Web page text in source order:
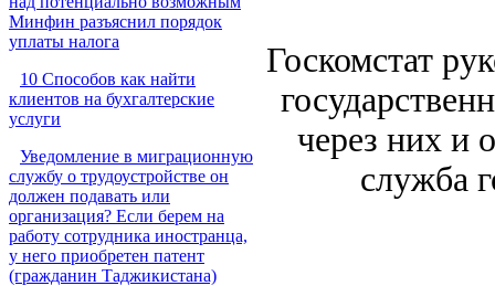
Минфин разъяснил порядок
уплаты налога
10 Способов как найти
клиентов на бухгалтерские
услуги
Уведомление в миграционную
службу о трудоустройстве он
должен подавать или
организация? Если берем на
работу сотрудника иностранца,
у него приобретен патент
(гражданин Таджикистана)
Госкомстат
через них и
служба